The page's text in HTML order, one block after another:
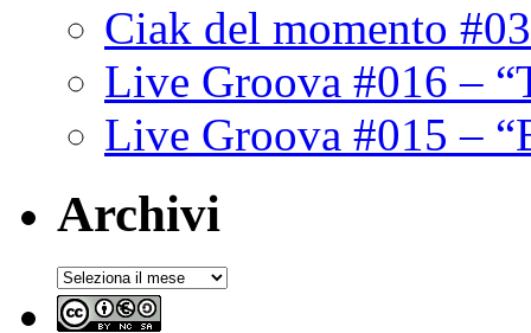
Ciak del momento
Live Groova #016 –
Live Groova #015 –
Archivi
Archivi